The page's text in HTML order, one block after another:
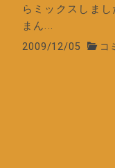
らミックスしま
まん...
2009/12/05 コ